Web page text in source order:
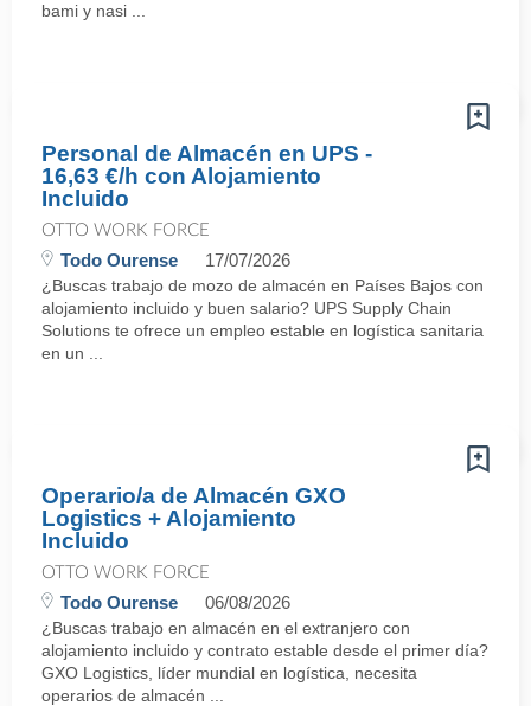
bami y nasi ...
Personal de Almacén en UPS -
16,63 €/h con Alojamiento
Incluido
OTTO WORK FORCE
Todo Ourense 17/07/2026
¿Buscas trabajo de mozo de almacén en Países Bajos con
alojamiento incluido y buen salario? UPS Supply Chain
Solutions te ofrece un empleo estable en logística sanitaria
en un ...
Operario/a de Almacén GXO
Logistics + Alojamiento
Incluido
OTTO WORK FORCE
Todo Ourense 06/08/2026
¿Buscas trabajo en almacén en el extranjero con
alojamiento incluido y contrato estable desde el primer día?
GXO Logistics, líder mundial en logística, necesita
operarios de almacén ...